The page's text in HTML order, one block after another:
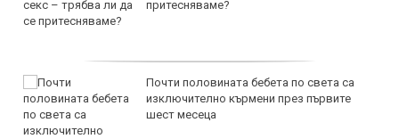
притесняваме?
Почти половината бебета по света са
изключително кърмени през първите
шест месеца